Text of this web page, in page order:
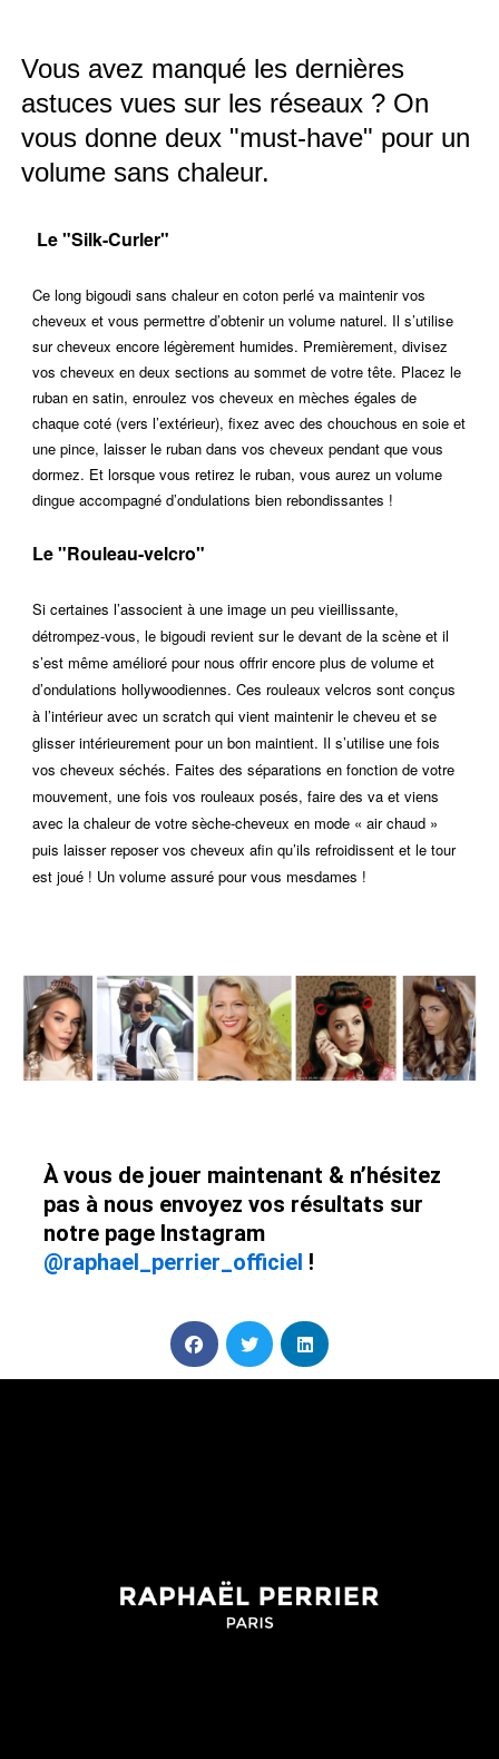
Vous avez manqué les dernières
astuces vues sur les réseaux ? On
vous donne deux "must-have" pour un
volume sans chaleur.
Le "Silk-Curler"
Ce long bigoudi sans chaleur en coton perlé va maintenir vos
cheveux et vous permettre d’obtenir un volume naturel. Il s’utilise
sur cheveux encore légèrement humides. Premièrement, divisez
vos cheveux en deux sections au sommet de votre tête. Placez le
ruban en satin, enroulez vos cheveux en mèches égales de
chaque coté (vers l’extérieur), fixez avec des chouchous en soie et
une pince, laisser le ruban dans vos cheveux pendant que vous
dormez. Et lorsque vous retirez le ruban, vous aurez un volume
dingue accompagné d’ondulations bien rebondissantes !
Le "Rouleau-velcro"
Si certaines l’associent à une image un peu vieillissante,
détrompez-vous, le bigoudi revient sur le devant de la scène et il
s’est même amélioré pour nous offrir encore plus de volume et
d’ondulations hollywoodiennes. Ces rouleaux velcros sont conçus
à l’intérieur avec un scratch qui vient maintenir le cheveu et se
glisser intérieurement pour un bon maintient. Il s’utilise une fois
vos cheveux séchés. Faites des séparations en fonction de votre
mouvement, une fois vos rouleaux posés, faire des va et viens
avec la chaleur de votre sèche-cheveux en mode « air chaud »
puis laisser reposer vos cheveux afin qu’ils refroidissent et le tour
est joué ! Un volume assuré pour vous mesdames !
À vous de jouer maintenant & n’hésitez
pas à nous envoyez vos résultats sur
notre page Instagram
@raphael_perrier_officiel !